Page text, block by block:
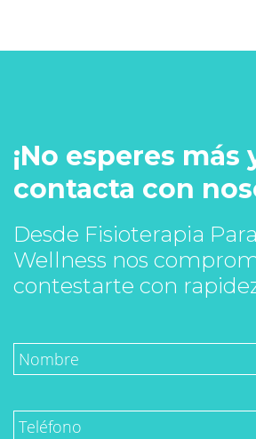
¡No esperes más
contacta con
Desde Fisioterapia
Wellness nos
contestarte con